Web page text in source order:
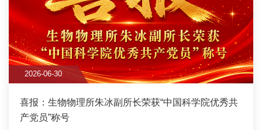
2026-06-30
喜报：生物物理所朱冰副所长荣获“中国科学院优秀共
产党员”称号